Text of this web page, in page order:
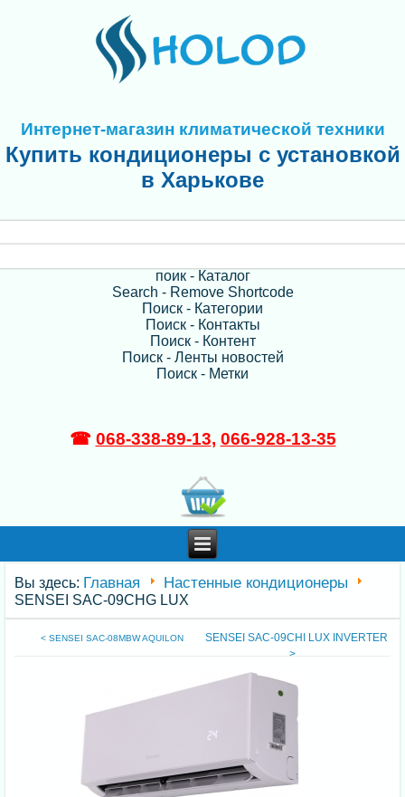
Интернет-магазин климатической техники
Купить кондиционеры с установкой
в Харькове
поик - Каталог
Search - Remove Shortcode
Поиск - Категории
Поиск - Контакты
Поиск - Контент
Поиск - Ленты новостей
Поиск - Метки
☎ 068-338-89-13, 066-928-13-35
Вы здесь: Главная Настенные кондиционеры
SENSEI SAC-09CHG LUX
< SENSEI SAC-08MBW AQUILON
SENSEI SAC-09CHI LUX INVERTER
>